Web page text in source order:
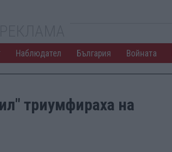
Наблюдател България Войната
триумфираха на